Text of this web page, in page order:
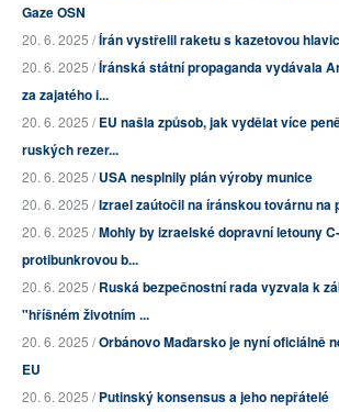
Gaze OSN
20. 6. 2025 /Írán vystřelil raketu s kazetovou
20. 6. 2025 /Íránská státní propaganda vydávala
za zajatého i...
20. 6. 2025 /EU našla způsob, jak vydělat více
ruských rezer...
20. 6. 2025 /USA nesplnily plán výroby munice
20. 6. 2025 /Izrael zaútočil na íránskou továrnu na
20. 6. 2025 /Mohly by izraelské dopravní letouny
protibunkrovou b...
20. 6. 2025 /Ruská bezpečnostní rada vyzvala k
"hříšném životním ...
20. 6. 2025 /Orbánovo Maďarsko je nyní oficiálně
EU
20. 6. 2025 /Putinský konsensus a jeho nepřátelé